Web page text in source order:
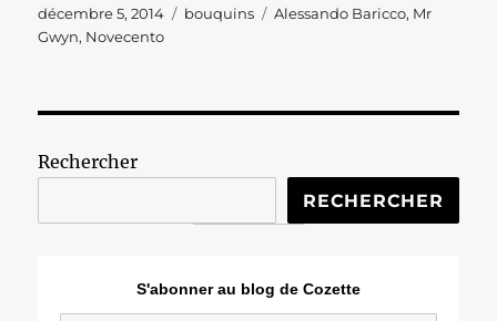
Publié
le
décembre 5, 2014 Catégories
bouquins Étiquettes
Alessando Baricco, Mr
Gwyn, Novecento
Rechercher
RECHERCHER
S'abonner au blog de Cozette